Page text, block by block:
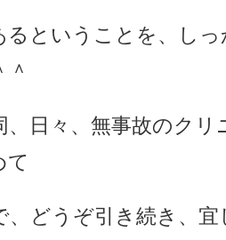
るということを、し
、日々、無事故のクリ
て
、どうぞ引き続き、宜